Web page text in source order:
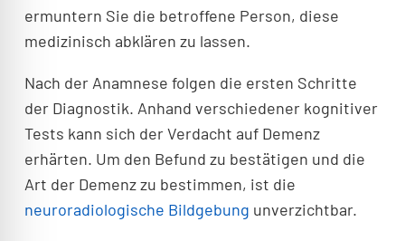
ermuntern Sie die betroffene Person, diese
medizinisch abklären zu lassen.
Nach der Anamnese folgen die ersten Schritte
der Diagnostik. Anhand verschiedener kognitiver
Tests kann sich der Verdacht auf Demenz
erhärten. Um den Befund zu bestätigen und die
Art der Demenz zu bestimmen, ist die
neuroradiologische Bildgebung unverzichtbar.